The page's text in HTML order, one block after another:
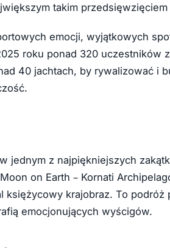
takim
emocji, wyjątkowych
roku ponad 320 uczestników
40 jachtach, by rywalizować i
jednym z najpiękniejszych
on Earth – Kornati
księżycowy krajobraz. To
emocjonujących wyścigów.